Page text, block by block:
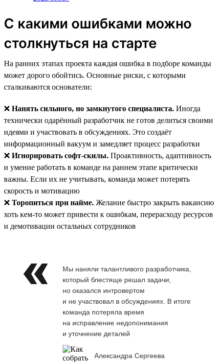
С какими ошибками можно
столкнуться на старте
На ранних этапах проекта каждая ошибка в подборе команды
может дорого обойтись. Основные риски, с которыми
сталкиваются основатели:
❌ Нанять сильного, но замкнутого специалиста. Иногда
технически одарённый разработчик не готов делиться своими
идеями и участвовать в обсуждениях. Это создаёт
информационный вакуум и замедляет процесс разработки
❌ Игнорировать софт-скилы. Проактивность, адаптивность
и умение работать в команде на раннем этапе критически
важны. Если их не учитывать, команда может потерять
скорость и мотивацию
❌ Торопиться при найме. Желание быстро закрыть вакансию
хоть кем-то может привести к ошибкам, перерасходу ресурсов
и демотивации остальных сотрудников
Мы наняли талантливого разработчика,
который блестяще решал задачи,
но оказался интровертом
и не участвовал в обсуждениях. В итоге
команда потеряла время
на исправление недопонимания
и уточнение деталей
Александра Сергеева